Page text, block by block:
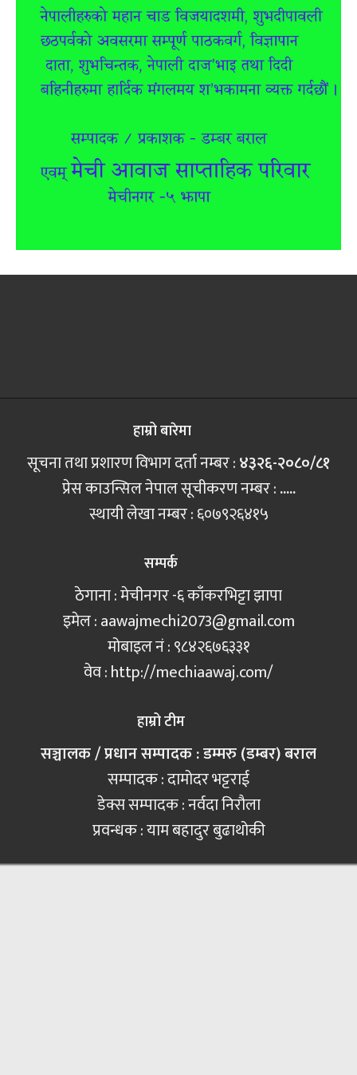
हाम्रो बारेमा
सूचना तथा प्रशारण विभाग दर्ता नम्बर :४३२६-२०८०/८१
प्रेस काउन्सिल नेपाल सूचीकरण नम्बर :.....
स्थायी लेखा नम्बर : ६०७९२६४१५
सम्पर्क
ठेगाना : मेचीनगर -६ काँकरभिट्टा झापा
इमेल :aawajmechi2073@gmail.com
मोबाइल नं‍ : ९८४२६७६३३१
वेव : http://mechiaawaj.com/
हाम्रो टीम
सञ्चालक / प्रधान सम्पादक : डम्मरु (डम्बर) बराल
सम्पादक : दामोदर भट्टराई
डेक्स सम्पादक : नर्वदा निरौला
प्रवन्धक : याम बहादुर बुढाथोकी